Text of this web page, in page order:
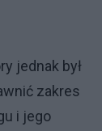
jednak był
zakres
i jego